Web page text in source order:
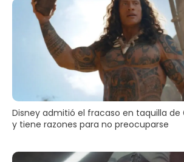
Disney admitió el fracaso en taquilla de
y tiene razones para no preocuparse